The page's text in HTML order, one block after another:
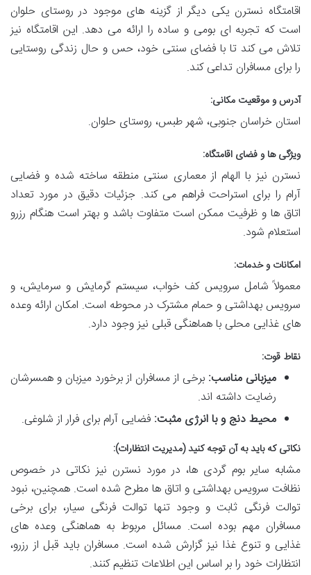
اقامتگاه نسترن یکی دیگر از گزینه های موجود در روستای حلوان
است که تجربه ای بومی و ساده را ارائه می دهد. این اقامتگاه نیز
تلاش می کند تا با فضای سنتی خود، حس و حال زندگی روستایی
را برای مسافران تداعی کند.
آدرس و موقعیت مکانی:
استان خراسان جنوبی، شهر طبس، روستای حلوان.
ویژگی ها و فضای اقامتگاه:
نسترن نیز با الهام از معماری سنتی منطقه ساخته شده و فضایی
آرام را برای استراحت فراهم می کند. جزئیات دقیق در مورد تعداد
اتاق ها و ظرفیت ممکن است متفاوت باشد و بهتر است هنگام رزرو
استعلام شود.
امکانات و خدمات:
معمولاً شامل سرویس کف خواب، سیستم گرمایش و سرمایش، و
سرویس بهداشتی و حمام مشترک در محوطه است. امکان ارائه وعده
های غذایی محلی با هماهنگی قبلی نیز وجود دارد.
نقاط قوت:
میزبانی مناسب: برخی از مسافران از برخورد میزبان و همسرشان
رضایت داشته اند.
محیط دنج و با انرژی مثبت: فضایی آرام برای فرار از شلوغی.
نکاتی که باید به آن توجه کنید (مدیریت انتظارات):
مشابه سایر بوم گردی ها، در مورد نسترن نیز نکاتی در خصوص
نظافت سرویس بهداشتی و اتاق ها مطرح شده است. همچنین، نبود
توالت فرنگی ثابت و وجود تنها توالت فرنگی سیار، برای برخی
مسافران مهم بوده است. مسائل مربوط به هماهنگی وعده های
غذایی و تنوع غذا نیز گزارش شده است. مسافران باید قبل از رزرو،
انتظارات خود را بر اساس این اطلاعات تنظیم کنند.